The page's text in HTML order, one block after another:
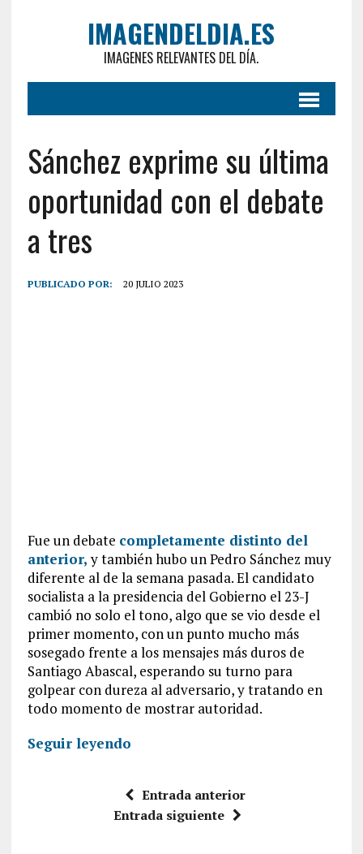
IMAGENDELDIA.ES
IMAGENES RELEVANTES DEL DÍA.
Sánchez exprime su última
oportunidad con el debate
a tres
PUBLICADO POR: 20 JULIO 2023
Fue un debate completamente distinto del
anterior,y también hubo un Pedro Sánchez muy
diferente al de la semana pasada. El candidato
socialista a la presidencia del Gobierno el 23-J
cambió no solo el tono, algo que se vio desde el
primer momento, con un punto mucho más
sosegado frente a los mensajes más duros de
Santiago Abascal, esperando su turno para
golpear con dureza al adversario, y tratando en
todo momento de mostrar autoridad.
Seguir leyendo
Entrada anterior
Entrada siguiente